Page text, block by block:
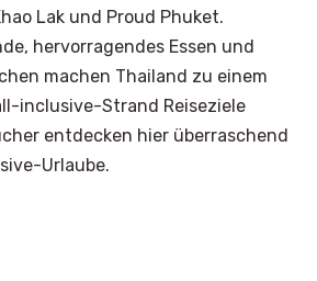
Lak und Proud Phuket.
hervorragendes Essen und
machen Thailand zu einem
inclusive-Strand Reiseziele
entdecken hier überraschend
Urlaube.